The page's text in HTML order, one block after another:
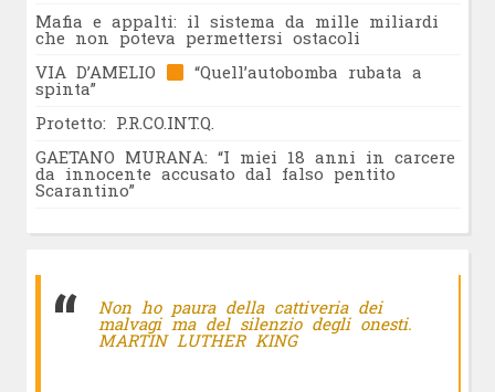
Mafia e appalti: il sistema da mille miliardi
che non poteva permettersi ostacoli
VIA D’AMELIO
“Quell’autobomba rubata a
spinta”
Protetto: P.R.CO.INT.Q.
GAETANO MURANA: “I miei 18 anni in carcere
da innocente accusato dal falso pentito
Scarantino”
Non ho paura della cattiveria dei
malvagi ma del silenzio degli onesti.
MARTIN LUTHER KING